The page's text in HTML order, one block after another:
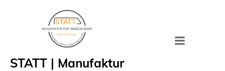
STATT | Manufaktur